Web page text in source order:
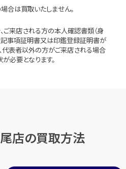
合は買取いたしません。
ご来店される方の本人確認書類（身
記事項証明書又は印鑑登録証明書が
代表者以外の方がご来店される場合
必要となります。
店の買取方法